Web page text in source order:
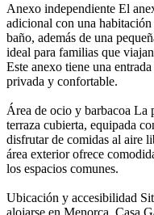
Anexo independiente El
adicional con una
baño, además de una
ideal para familias que
Este anexo tiene una
privada y confortable.
Área de ocio y barbacoa La
terraza cubierta, equipada
disfrutar de comidas al aire
área exterior ofrece
los espacios comunes.
Ubicación y accesibilidad
alojarse en Menorca, Casa